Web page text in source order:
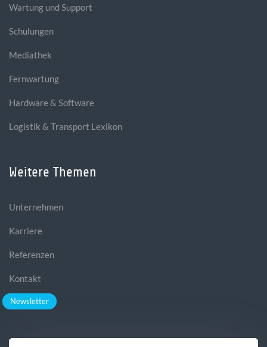
Wartung und Support
Schulungen
Mediathek
Fernwartung
Hardware & Software
Logistik & Transport Lexikon
Weitere Themen
Unternehmen
Karriere
Referenzen
Kontakt
Newsletter